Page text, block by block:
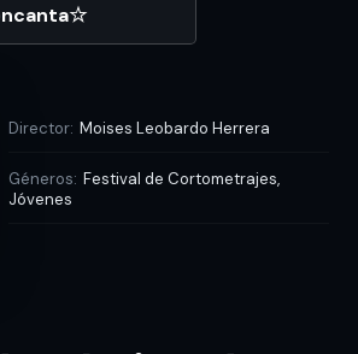
Director: Moises Leobardo Herrera
Géneros: Festival de Cortometrajes,
Jóvenes